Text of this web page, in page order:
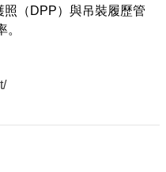
（DPP）與吊裝履歷管